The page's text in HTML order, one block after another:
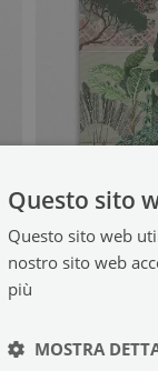
modello
Questo sito
Questo sito web
nostro sito web
più
MOSTRA